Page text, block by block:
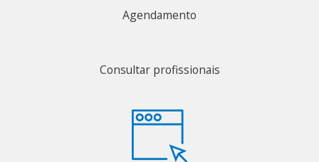
Agendamento
Consultar profissionais